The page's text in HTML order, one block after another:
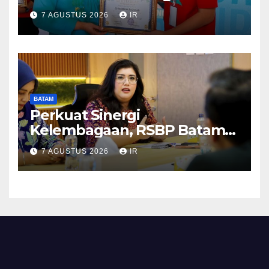
Makan Ikan
7 AGUSTUS 2026 IR
BATAM
Perkuat Sinergi
Kelembagaan, RSBP Batam
dan BPOM Pastikan
Pelayanan dan Ketersediaan
Obat Aman
7 AGUSTUS 2026 IR